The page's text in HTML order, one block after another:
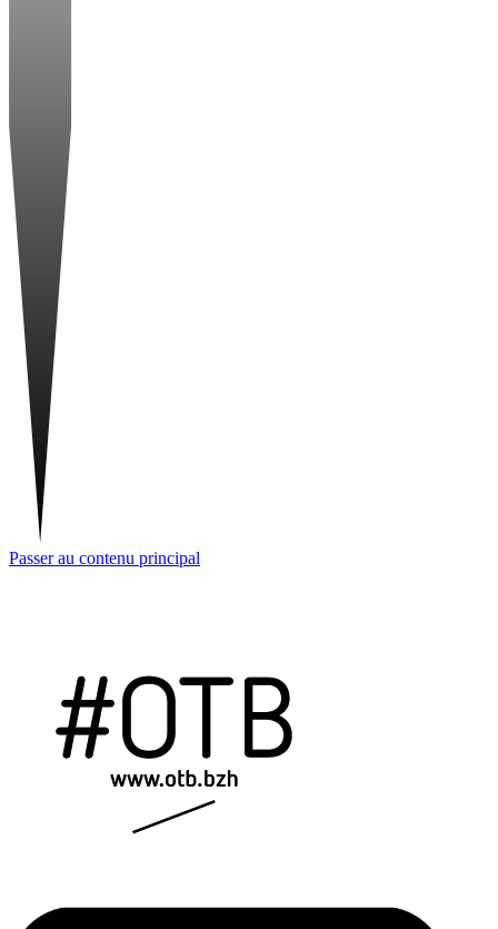
Passer au contenu principal